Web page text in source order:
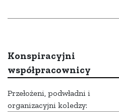
Konspiracyjni
współpracownicy
Przełożeni, podwładni i
organizacyjni koledzy: